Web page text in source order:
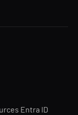
Entra ID